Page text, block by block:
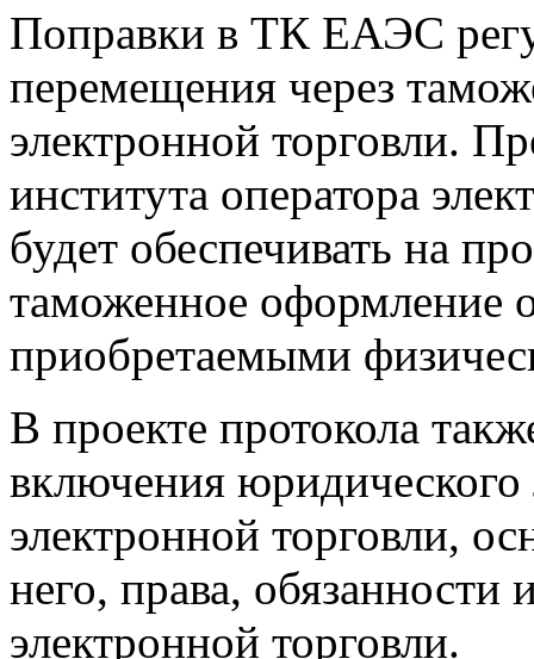
Поправки в ТК ЕАЭС
перемещения через
электронной торговли.
института оператора
будет обеспечивать на
таможенное оформление
приобретаемыми
В проекте протокола
включения юридического
электронной торговли,
него, права, обязанности
электронной торговли.